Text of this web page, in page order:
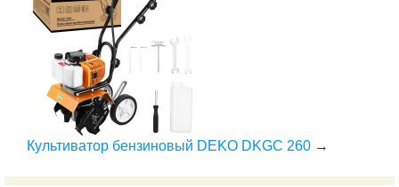
Культиватор бензиновый DEKO DKGC 260 →